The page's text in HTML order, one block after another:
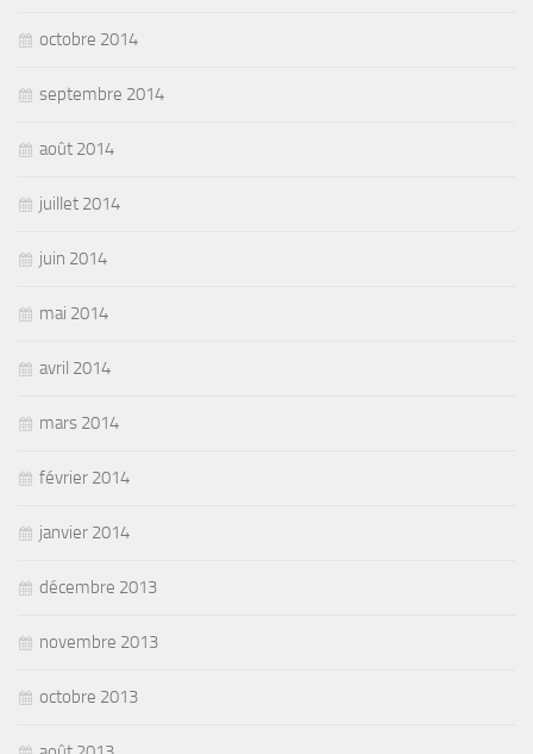
octobre 2014
septembre 2014
août 2014
juillet 2014
juin 2014
mai 2014
avril 2014
mars 2014
février 2014
janvier 2014
décembre 2013
novembre 2013
octobre 2013